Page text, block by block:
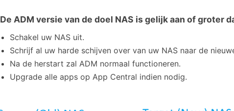
De ADM versie van de doel NAS is gelijk aan of groter
Schakel uw NAS uit.
Schrijf al uw harde schijven over van uw NAS naar de
Na de herstart zal ADM normaal functioneren.
Upgrade alle apps op App Central indien nodig.